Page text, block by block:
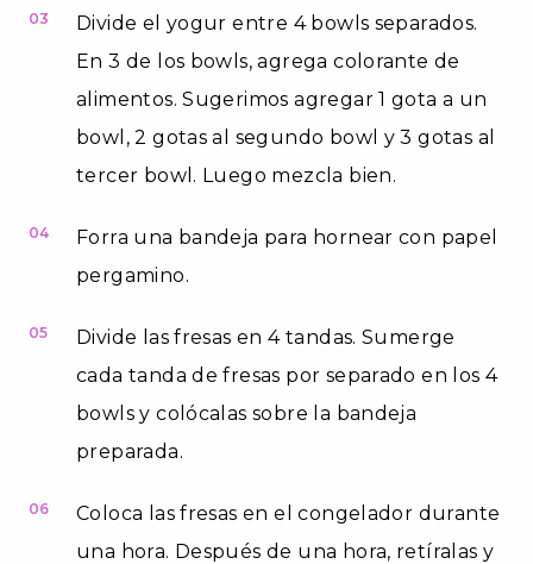
03
Divide el yogur entre 4 bowls separados.
En 3 de los bowls, agrega colorante de
alimentos. Sugerimos agregar 1 gota a un
bowl, 2 gotas al segundo bowl y 3 gotas al
tercer bowl. Luego mezcla bien.
04
Forra una bandeja para hornear con papel
pergamino.
05
Divide las fresas en 4 tandas. Sumerge
cada tanda de fresas por separado en los 4
bowls y colócalas sobre la bandeja
preparada.
06
Coloca las fresas en el congelador durante
una hora. Después de una hora, retíralas y